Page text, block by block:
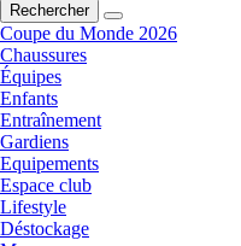
Rechercher
Coupe du Monde 2026
Chaussures
Équipes
Enfants
Entraînement
Gardiens
Equipements
Espace club
Lifestyle
Déstockage